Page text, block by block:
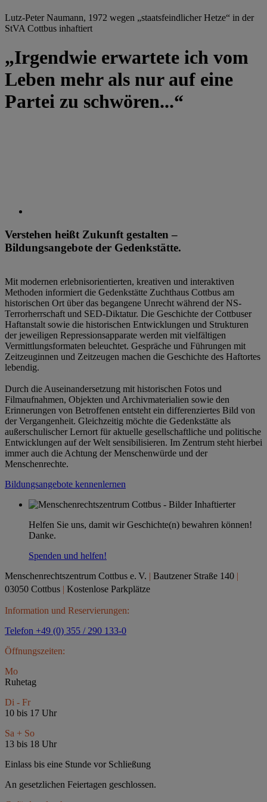
Lutz-Peter Naumann, 1972 wegen „staatsfeindlicher Hetze“ in der
StVA Cottbus inhaftiert
„Irgendwie erwartete ich vom
Leben mehr als nur auf eine
Partei zu schwören...“
Verstehen heißt Zukunft gestalten –
Bildungsangebote der Gedenkstätte.
Mit modernen erlebnisorientierten, kreativen und interaktiven
Methoden informiert die Gedenkstätte Zuchthaus Cottbus am
historischen Ort über das begangene Unrecht während der NS-
Terrorherrschaft und SED-Diktatur. Die Geschichte der Cottbuser
Haftanstalt sowie die historischen Entwicklungen und Strukturen
der jeweiligen Repressionsapparate werden mit vielfältigen
Vermittlungsformaten beleuchtet. Gespräche und Führungen mit
Zeitzeuginnen und Zeitzeugen machen die Geschichte des Haftortes
lebendig.
Durch die Auseinandersetzung mit historischen Fotos und
Filmaufnahmen, Objekten und Archivmaterialien sowie den
Erinnerungen von Betroffenen entsteht ein differenziertes Bild von
der Vergangenheit. Gleichzeitig möchte die Gedenkstätte als
außerschulischer Lernort für aktuelle gesellschaftliche und politische
Entwicklungen auf der Welt sensibilisieren. Im Zentrum steht hierbei
immer auch die Achtung der Menschenwürde und der
Menschenrechte.
Bildungsangebote kennenlernen
Helfen Sie uns, damit wir Geschichte(n) bewahren können!
Danke.
Spenden und helfen!
Menschenrechtszentrum Cottbus e. V. | Bautzener Straße 140 |
03050 Cottbus | Kostenlose Parkplätze
Information und Reservierungen:
Telefon +49 (0) 355 / 290 133-0
Öffnungszeiten:
Mo
Ruhetag
Di - Fr
10 bis 17 Uhr
Sa + So
13 bis 18 Uhr
Einlass bis eine Stunde vor Schließung
An gesetzlichen Feiertagen geschlossen.